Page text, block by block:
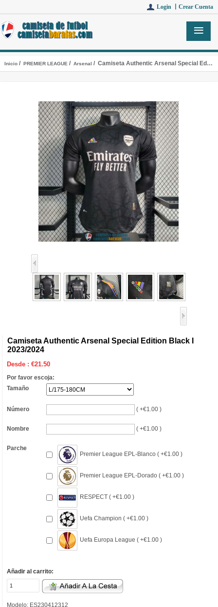
Login 丨 Crear Cuenta
Inicio/ PREMIER LEAGUE/ Arsenal / Camiseta Authentic Arsenal Special Edition Black I 2023/2024
Camiseta Authentic Arsenal Special Edition Black I
2023/2024
Desde :€21.50
Por favor escoja:
Tamaño
Número ( +€1.00 )
Nombre ( +€1.00 )
Parche
Premier League EPL-Blanco ( +€1.00 )
Premier League EPL-Dorado ( +€1.00 )
RESPECT ( +€1.00 )
Uefa Champion ( +€1.00 )
Uefa Europa League ( +€1.00 )
Añadir al carrito:
Modelo: ES230412312